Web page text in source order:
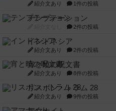
紹介文あり 1件の投稿
テンプテーション
2件の投稿
インドネシア
紹介文あり 2件の投稿
宵と暁の呪文書
紹介文あり 8件の投稿
リスボン・トラム 28
紹介文あり 9件の投稿